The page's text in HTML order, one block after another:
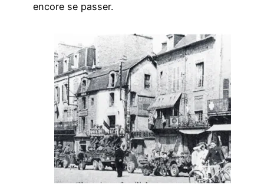
encore se passer.